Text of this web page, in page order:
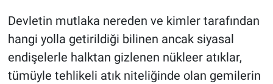
Devletin mutlaka nereden ve kimler tarafından
hangi yolla getirildiği bilinen ancak siyasal
endişelerle halktan gizlenen nükleer atıklar,
tümüyle tehlikeli atık niteliğinde olan gemilerin